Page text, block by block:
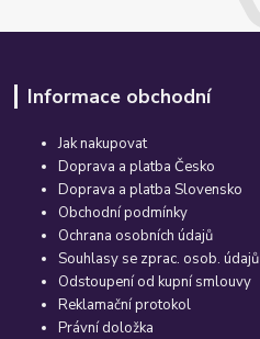
Informace obchodní
Jak nakupovat
Doprava a platba Česko
Doprava a platba Slovensko
Obchodní podmínky
Ochrana osobních údajů
Souhlasy se zprac. osob. údajů
Odstoupení od kupní smlouvy
Reklamační protokol
Právní doložka